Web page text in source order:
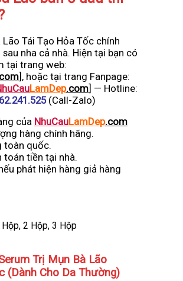
Lão Tái Tạo Hỏa Tốc chính
nha cả nhà. Hiện tại bạn có
tại trang web:
], hoặc tại trang Fanpage:
LamDep.com] — Hotline:
(Call-Zalo)
của NhuCauLamDep.com
hàng chính hãng.
toàn quốc.
toán tiền tại nhà.
phát hiện hàng giả hàng
Hộp, 2 Hộp, 3 Hộp
Trị Mụn Bà Lão
(Dành Cho Da Thường)